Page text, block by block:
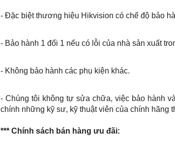
- Đặc biệt thương hiệu Hikvision có chế độ bảo
- Bảo hành 1 đổi 1 nếu có lỗi của nhà sản xuất
- Không bảo hành các phụ kiện khác.
- Chúng tôi không tự sửa chữa, việc bảo hành
chính những kỹ sư, kỹ thuật viên của chính hãng
*** Chính sách bán hàng ưu đãi: